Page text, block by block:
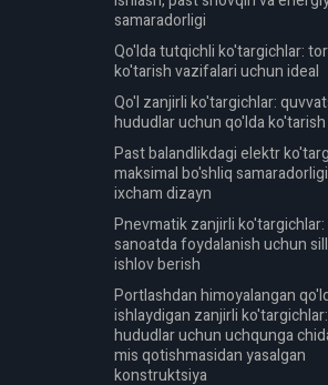
samaradorligi
Qo'lda tutqichli ko'targichlar:
ko'tarish vazifalari uchun ideal
Qo'l zanjirli ko'targichlar:
hududlar uchun qo'lda ko'tarish
Past balandlikdagi elektr
maksimal bo'shliq
ixcham dizayn
Pnevmatik zanjirli ko'targichlar:
sanoatda foydalanish uchun
ishlov berish
Portlashdan himoyalangan
ishlaydigan zanjirli
hududlar uchun uchqunga
mis qotishmasidan yasalgan
konstruktsiya